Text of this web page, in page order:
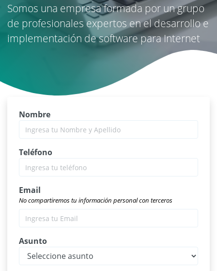
Somos una empresa formada por un grupo
de profesionales expertos en el desarrollo e
implementación de software para Internet
Nombre
Teléfono
Email
No compartiremos tu información personal con terceros
Asunto